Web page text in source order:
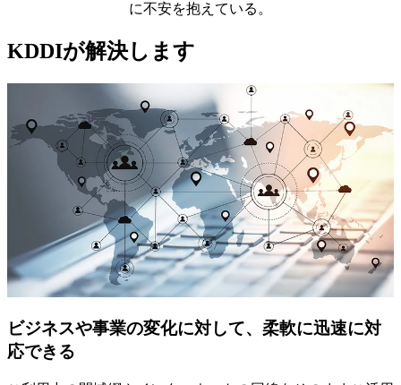
に不安を抱えている。
KDDIが解決します
ビジネスや事業の変化に対して、柔軟に迅速に対
応できる